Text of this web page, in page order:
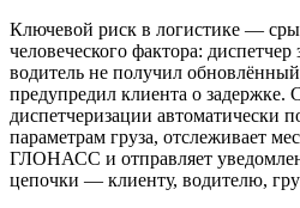
Ключевой риск в логистике —
человеческого фактора:
водитель не получил
предупредил клиента о задержке.
диспетчеризации автоматически
параметрам груза, отслеживает
ГЛОНАСС и отправляет
цепочки — клиенту, водителю,